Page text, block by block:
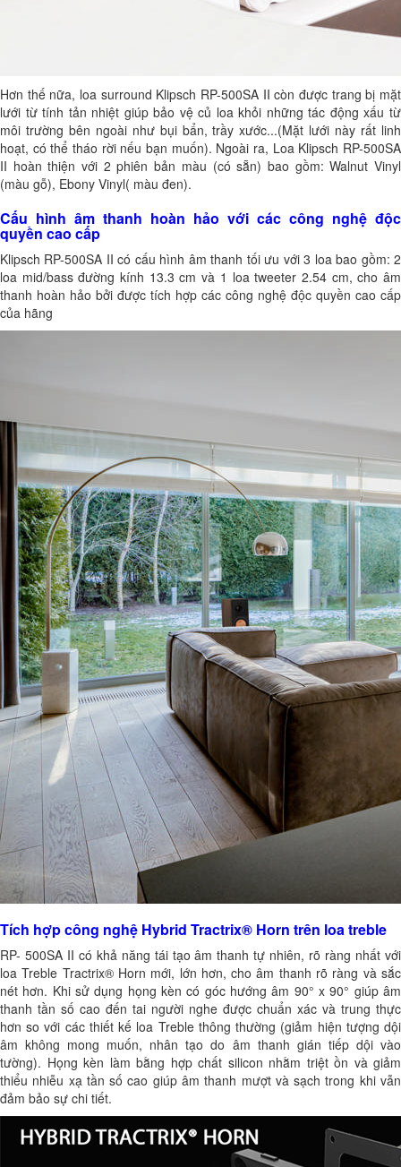
Hơn thế nữa, loa surround Klipsch RP-500SA II còn được trang bị mặt
lưới từ tính tản nhiệt giúp bảo vệ củ loa khỏi những tác động xấu từ
môi trường bên ngoài như bụi bẩn, trầy xước...(Mặt lưới này rất linh
hoạt, có thể tháo rời nếu bạn muốn). Ngoài ra, Loa Klipsch RP-500SA
II hoàn thiện với 2 phiên bản màu (có sẵn) bao gồm: Walnut Vinyl
(màu gỗ), Ebony Vinyl( màu đen).
Cấu hình âm thanh hoàn hảo với các công nghệ độc
quyền cao cấp
Klipsch RP-500SA II có cấu hình âm thanh tối ưu với 3 loa bao gồm: 2
loa mid/bass đường kính 13.3 cm và 1 loa tweeter 2.54 cm, cho âm
thanh hoàn hảo bởi được tích hợp các công nghệ độc quyền cao cấp
của hãng
Tích hợp công nghệ Hybrid Tractrix® Horn trên loa treble
RP- 500SA II có khả năng tái tạo âm thanh tự nhiên, rõ ràng nhất với
loa Treble Tractrix® Horn mới, lớn hơn, cho âm thanh rõ ràng và sắc
nét hơn. Khi sử dụng họng kèn có góc hướng âm 90° x 90° giúp âm
thanh tần số cao đến tai người nghe được chuẩn xác và trung thực
hơn so với các thiết kế loa Treble thông thường (giảm hiện tượng dội
âm không mong muốn, nhân tạo do âm thanh gián tiếp dội vào
tường). Họng kèn làm bằng hợp chất silicon nhằm triệt ồn và giảm
thiểu nhiễu xạ tần số cao giúp âm thanh mượt và sạch trong khi vẫn
đảm bảo sự chi tiết.